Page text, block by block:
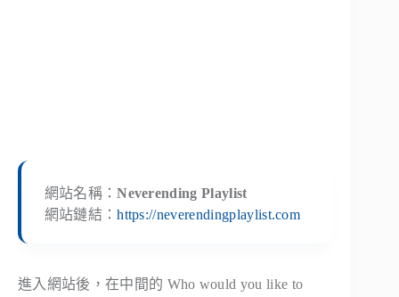
網站名稱：Neverending Playlist
網站鏈結：https://neverendingplaylist.com
進入網站後，在中間的 Who would you like to